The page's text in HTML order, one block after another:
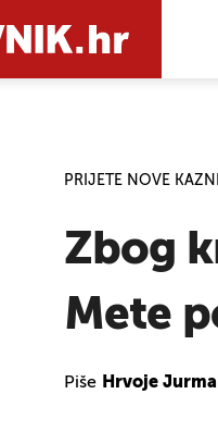
PRIJETE NOVE
Zbog
Mete
Piše Hrvoje